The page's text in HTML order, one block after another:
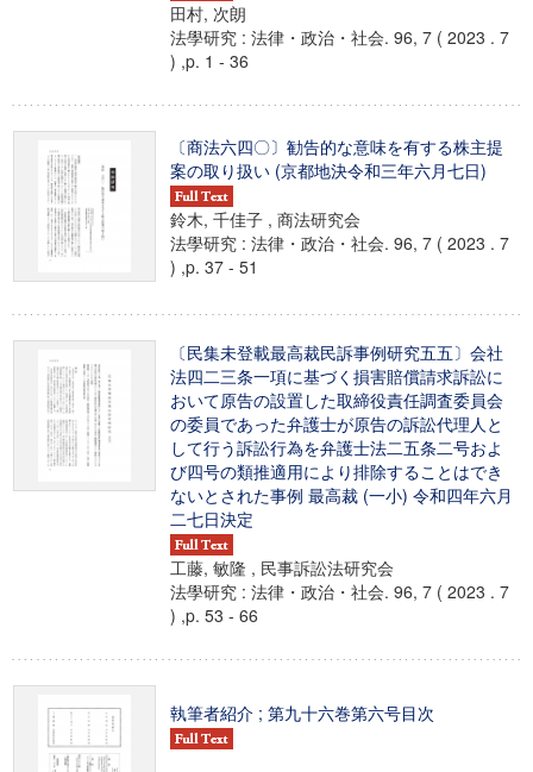
田村, 次朗
法學研究 : 法律・政治・社会. 96, 7 ( 2023 . 7
) ,p. 1 - 36
〔商法六四〇〕勧告的な意味を有する株主提
案の取り扱い (京都地決令和三年六月七日)
鈴木, 千佳子 , 商法研究会
法學研究 : 法律・政治・社会. 96, 7 ( 2023 . 7
) ,p. 37 - 51
〔民集未登載最高裁民訴事例研究五五〕会社
法四二三条一項に基づく損害賠償請求訴訟に
おいて原告の設置した取締役責任調査委員会
の委員であった弁護士が原告の訴訟代理人と
して行う訴訟行為を弁護士法二五条二号およ
び四号の類推適用により排除することはでき
ないとされた事例 最高裁 (一小) 令和四年六月
二七日決定
工藤, 敏隆 , 民事訴訟法研究会
法學研究 : 法律・政治・社会. 96, 7 ( 2023 . 7
) ,p. 53 - 66
執筆者紹介 ; 第九十六巻第六号目次